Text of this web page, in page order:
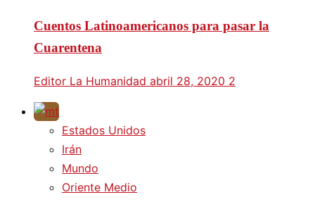
Cuentos Latinoamericanos para pasar la
Cuarentena
Editor La Humanidad abril 28, 2020 2
Estados Unidos
Irán
Mundo
Oriente Medio